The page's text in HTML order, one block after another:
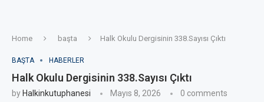
Home başta Halk Okulu Dergisinin 338.Sayısı Çıktı
BAŞTA HABERLER
Halk Okulu Dergisinin 338.Sayısı Çıktı
by Halkinkutuphanesi Mayıs 8, 2026 0 comments